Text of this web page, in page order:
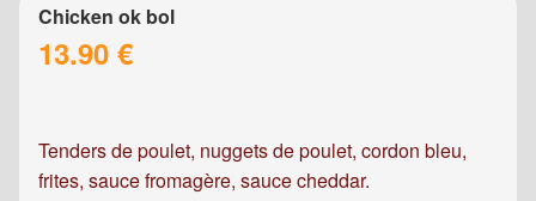
Chicken ok bol
13.90 €
Tenders de poulet, nuggets de poulet, cordon bleu,
frites, sauce fromagère, sauce cheddar.